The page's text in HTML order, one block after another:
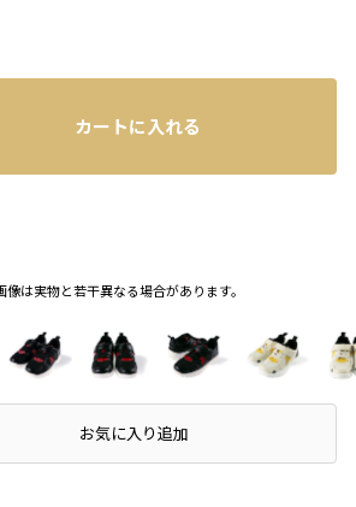
は実物と若干異なる場合があります。
カートに入れる
庫を確認するお気に入り追加